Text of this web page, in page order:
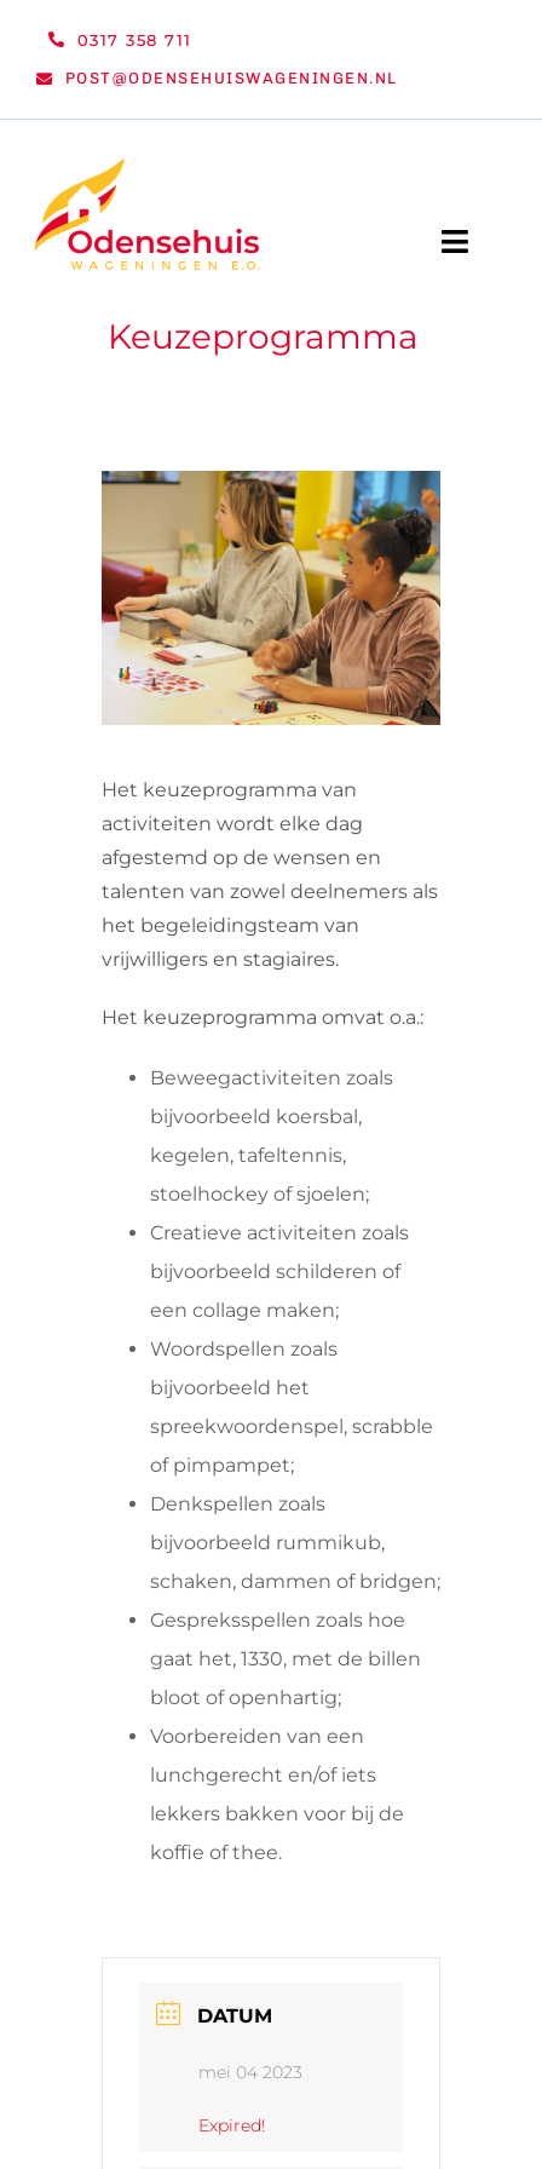
0317 358 711
POST@ODENSEHUISWAGENINGEN.NL
Toggle
WELKOM
VRIJWILLIGERS & STAGIAIRES
Keuzeprogramma
Het keuzeprogramma van
activiteiten wordt elke dag
afgestemd op de wensen en
talenten van zowel deelnemers als
het begeleidingsteam van
vrijwilligers en stagiaires.
Het keuzeprogramma omvat o.a.:
Beweegactiviteiten zoals
bijvoorbeeld koersbal,
kegelen, tafeltennis,
stoelhockey of sjoelen;
Creatieve activiteiten zoals
bijvoorbeeld schilderen of
een collage maken;
Woordspellen zoals
bijvoorbeeld het
spreekwoordenspel, scrabble
of pimpampet;
Denkspellen zoals
bijvoorbeeld rummikub,
schaken, dammen of bridgen;
Gespreksspellen zoals hoe
gaat het, 1330, met de billen
bloot of openhartig;
Voorbereiden van een
lunchgerecht en/of iets
lekkers bakken voor bij de
koffie of thee.
DATUM
mei 04 2023
Expired!